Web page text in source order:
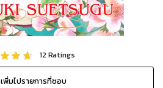
12Ratings
เพิ่มไปรายการที่ชอบ